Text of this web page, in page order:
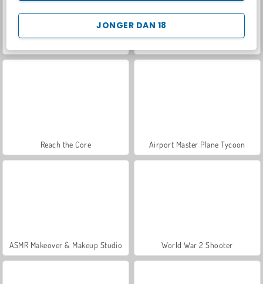
JONGER DAN 18
Reach the Core Airport Master Plane Tycoon
ASMR Makeover & Makeup Studio World War 2 Shooter